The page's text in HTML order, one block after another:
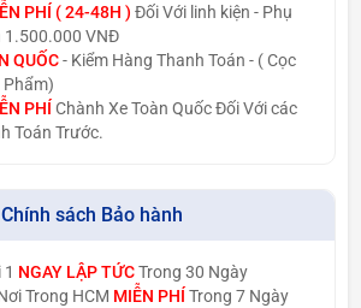
PHÍ ( 24-48H ) Đối Với linh kiện - Phụ
1.500.000 VNĐ
QUỐC- Kiểm Hàng Thanh Toán - ( Cọc
Phẩm)
PHÍ Chành Xe Toàn Quốc Đối Với các
Toán Trước.
Chính sách Bảo hành
NGAY LẬP TỨCTrong 30 Ngày
Trong HCM MIỄN PHÍ Trong 7 Ngày